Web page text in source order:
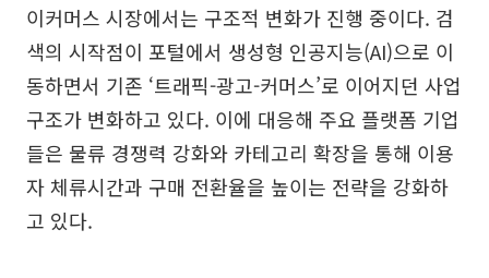
이커머스 시장에서는 구조적 변화가 진행 중이다. 검
색의 시작점이 포털에서 생성형 인공지능(AI)으로 이
동하면서 기존 ‘트래픽-광고-커머스’로 이어지던 사업
구조가 변화하고 있다. 이에 대응해 주요 플랫폼 기업
들은 물류 경쟁력 강화와 카테고리 확장을 통해 이용
자 체류시간과 구매 전환율을 높이는 전략을 강화하
고 있다.